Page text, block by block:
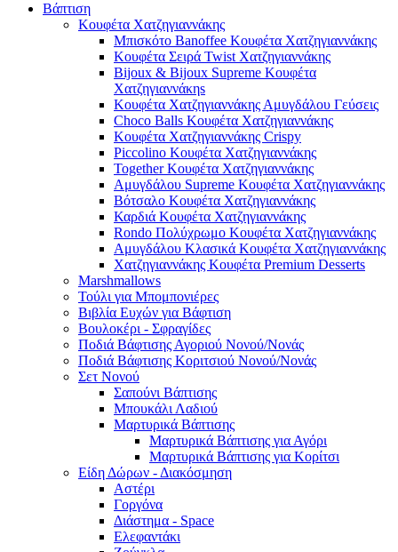
Βάπτιση
Κουφέτα Χατζηγιαννάκης
Μπισκότο Banoffee Κουφέτα Χατζηγιαννάκης
Κουφέτα Σειρά Twist Χατζηγιαννάκης
Bijoux & Bijoux Supreme Κουφέτα
Χατζηγιαννάκηs
Κουφέτα Χατζηγιαννάκης Αμυγδάλου Γεύσεις
Choco Balls Κουφέτα Χατζηγιαννάκης
Κουφέτα Χατζηγιαννάκης Crispy
Piccolino Κουφέτα Χατζηγιαννάκης
Together Κουφέτα Χατζηγιαννάκης
Αμυγδάλου Supreme Κουφέτα Χατζηγιαννάκης
Βότσαλο Κουφέτα Χατζηγιαννάκης
Καρδιά Κουφέτα Χατζηγιαννάκης
Rondo Πολύχρωμο Κουφέτα Χατζηγιαννάκης
Αμυγδάλου Κλασικά Κουφέτα Χατζηγιαννάκης
Χατζηγιαννάκης Κουφέτα Premium Desserts
Marshmallows
Τούλι για Μπομπονιέρες
Βιβλία Ευχών για Βάφτιση
Βουλοκέρι - Σφραγίδες
Ποδιά Βάφτισης Αγοριού Νονού/Νονάς
Ποδιά Βάφτισης Κοριτσιού Νονού/Νονάς
Σετ Νονού
Σαπούνι Βάπτισης
Μπουκάλι Λαδιού
Μαρτυρικά Βάπτισης
Μαρτυρικά Βάπτισης για Αγόρι
Μαρτυρικά Βάπτισης για Κορίτσι
Είδη Δώρων - Διακόσμηση
Αστέρι
Γοργόνα
Διάστημα - Space
Ελεφαντάκι